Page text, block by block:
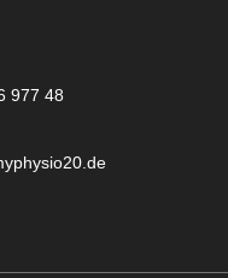
977 48